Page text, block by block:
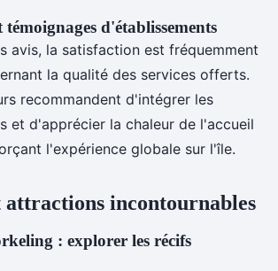
d'établissements
avis, la satisfaction est fréquemment
la qualité des services offerts.
recommandent d'intégrer les
et d'apprécier la chaleur de l'accueil
l'expérience globale sur l'île.
attractions incontournables
: explorer les récifs